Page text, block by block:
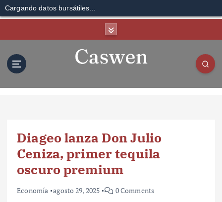
Cargando datos bursátiles...
Diageo lanza Don Julio
Ceniza, primer tequila
oscuro premium
Economía agosto 29, 2025 0 Comments